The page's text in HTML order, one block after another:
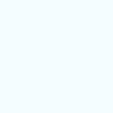
avons une
liste.